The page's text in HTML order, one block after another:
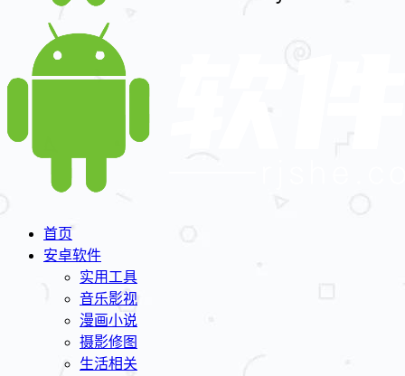
首页
安卓软件
实用工具
音乐影视
漫画小说
摄影修图
生活相关